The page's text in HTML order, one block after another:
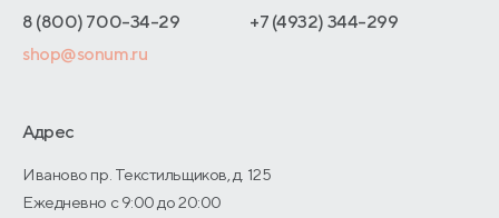
Адреса магазинов
Договор-оферты
Оптовые продажи
О производстве
8 (800) 700-34-29
+7 (4932) 344-299
shop@sonum.ru
Адрес
Иваново пр. Текстильщиков, д. 125
Ежедневно с 9:00 до 20:00